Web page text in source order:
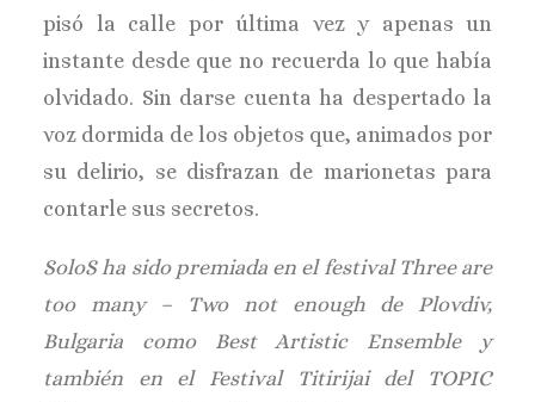
pisó la calle por última vez y apenas un
instante desde que no recuerda lo que había
olvidado. Sin darse cuenta ha despertado la
voz dormida de los objetos que, animados por
su delirio, se disfrazan de marionetas para
contarle sus secretos.
SoloS ha sido premiada en el festival Three are
too many – Two not enough de Plovdiv,
Bulgaria como Best Artistic Ensemble y
también en el Festival Titirijai del TOPIC